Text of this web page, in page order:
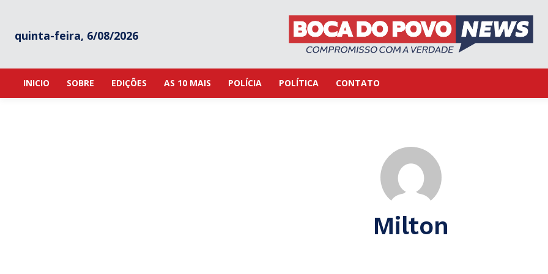
quinta-feira, 6/08/2026
INICIO SOBRE EDIÇÕES AS 10 MAIS POLÍCIA POLÍTICA CONTATO
Milton